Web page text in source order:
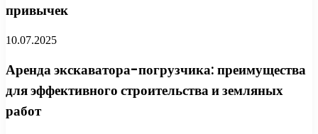
привычек
10.07.2025
Аренда экскаватора-погрузчика: преимущества
для эффективного строительства и земляных
работ